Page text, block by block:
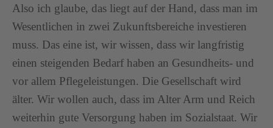
Also ich glaube, das liegt auf der Hand, dass man im
Wesentlichen in zwei Zukunftsbereiche investieren
muss. Das eine ist, wir wissen, dass wir langfristig
einen steigenden Bedarf haben an Gesundheits- und
vor allem Pflegeleistungen. Die Gesellschaft wird
älter. Wir wollen auch, dass im Alter Arm und Reich
weiterhin gute Versorgung haben im Sozialstaat. Wir